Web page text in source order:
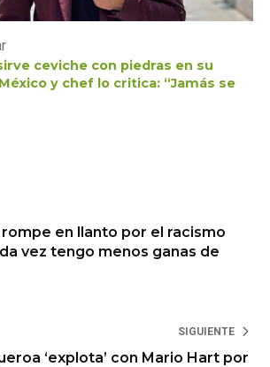
ceviche con piedras en su
y chef lo critica: “Jamás se
en llanto por el racismo
vez tengo menos ganas de
SIGUIENTE
‘explota’ con Mario Hart por